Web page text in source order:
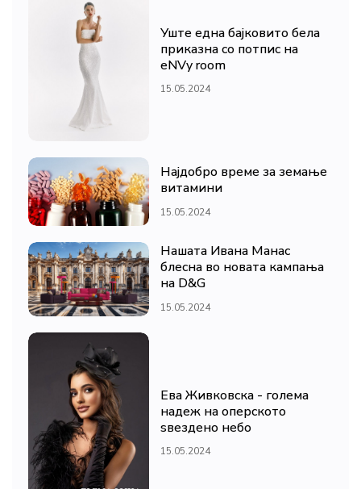
Уште една бајковито бела
приказна со потпис на
eNVy room
15.05.2024
Најдобро време за земање
витамини
15.05.2024
Нашата Ивана Манас
блесна во новата кампања
на D&G
15.05.2024
Ева Живковска - голема
надеж на оперското
ѕвездено небо
15.05.2024